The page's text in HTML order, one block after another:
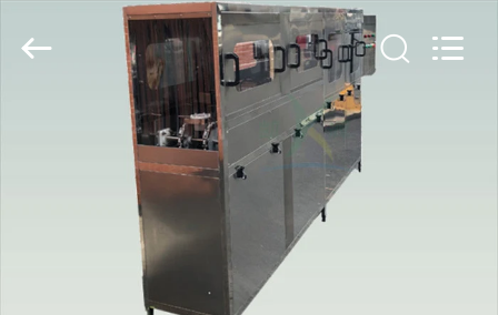
Treatment
Equipment